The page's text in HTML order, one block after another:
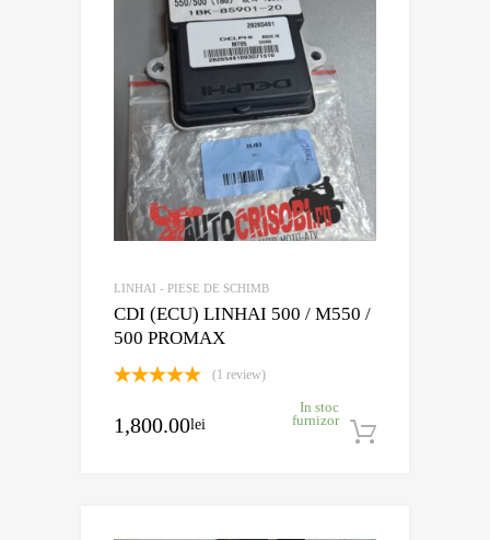
LINHAI - PIESE DE SCHIMB
CDI (ECU) LINHAI 500 / M550 /
500 PROMAX
5.00din 5
(1 review)
1,800.00lei
In stoc
furnizor